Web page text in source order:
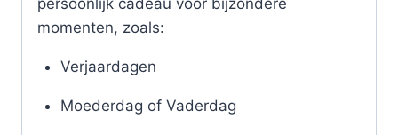
persoonlijk cadeau voor bijzondere
momenten, zoals:
Verjaardagen
Moederdag of Vaderdag